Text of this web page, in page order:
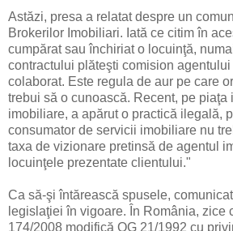
Astăzi, presa a relatat despre un
Brokerilor Imobiliari. Iată ce citim în
cumpărat sau închiriat o locuinţă,
contractului plăteşti comision
colaborat. Este regula de aur pe care
trebui să o cunoască. Recent, pe piaţa
imobiliare, a apărut o practică ilegală,
consumator de servicii imobiliare nu
taxa de vizionare pretinsă de agentul
locuinţele prezentate clientului."
Ca să-şi întărească spusele,
legislaţiei în vigoare. În România, zice
174/2008 modifică OG 21/1992 cu